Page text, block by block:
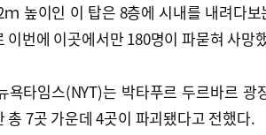
높이인 이 탑은 8층에 시내를 내려다
이번에 이곳에서만 180명이 파묻혀 사망
욕타임스(NYT)는 박타푸르 두르바르
총 7곳 가운데 4곳이 파괴됐다고 전했다.